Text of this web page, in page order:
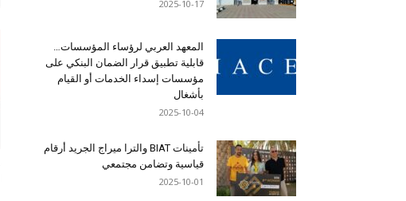
2025-10-17
المعهد العربي لرؤساء المؤسسات…
قابلية تطبيق قرار الضمان البنكي على
مؤسسات إسداء الخدمات أو القيام
بأشغال
2025-10-04
تأمينات BIAT والترا ميراج الجريد أرقام
قياسية وتضامن مجتمعي
2025-10-01